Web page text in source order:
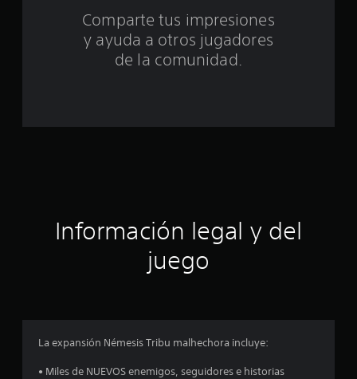
i
o
Comparte tus impresiones
y ayuda a otros jugadores
de la comunidad.
Información legal y del
juego
La expansión Némesis Tribu malhechora incluye:
• Miles de NUEVOS enemigos, seguidores e historias